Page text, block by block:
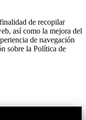
de recopilar
así como la mejora del
de navegación
sobre la Política de